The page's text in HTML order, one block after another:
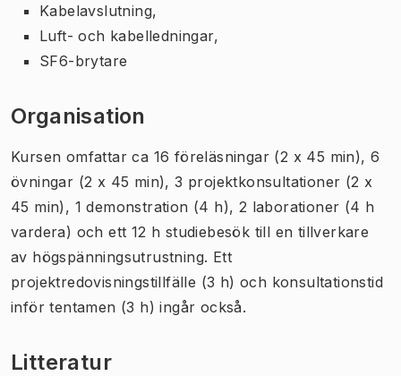
Kabelavslutning,
Luft- och kabelledningar,
SF6-brytare
Organisation
Kursen omfattar ca 16 föreläsningar (2 x 45 min), 6
övningar (2 x 45 min), 3 projektkonsultationer (2 x
45 min), 1 demonstration (4 h), 2 laborationer (4 h
vardera) och ett 12 h studiebesök till en tillverkare
av högspänningsutrustning. Ett
projektredovisningstillfälle (3 h) och konsultationstid
inför tentamen (3 h) ingår också.
Litteratur